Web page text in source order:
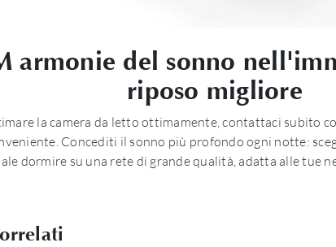
armonie del sonno
riposo migliore
la camera da letto ottimamente, contattaci subito
Concediti il sonno più profondo ogni notte:
dormire su una rete di grande qualità, adatta alle tue